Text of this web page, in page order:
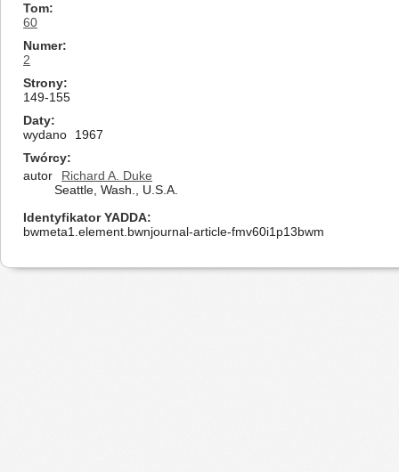
Tom
60
Numer
2
Strony
149-155
Daty
wydano
1967
Twórcy
autor
Richard A. Duke
Seattle, Wash., U.S.A.
Identyfikator YADDA
bwmeta1.element.bwnjournal-article-fmv60i1p13bwm